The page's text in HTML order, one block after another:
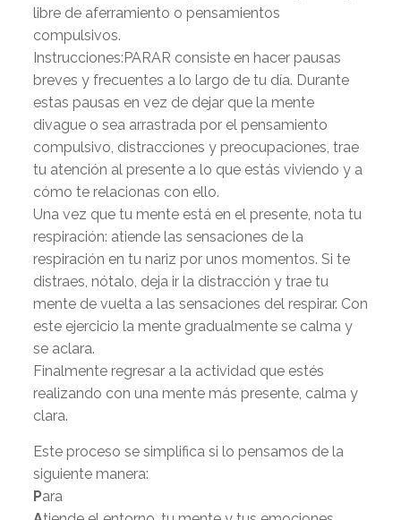
libre de aferramiento o pensamientos
compulsivos.
Instrucciones:PARAR consiste en hacer pausas
breves y frecuentes a lo largo de tu día. Durante
estas pausas en vez de dejar que la mente
divague o sea arrastrada por el pensamiento
compulsivo, distracciones y preocupaciones, trae
tu atención al presente a lo que estás viviendo y a
cómo te relacionas con ello.
Una vez que tu mente está en el presente, nota tu
respiración: atiende las sensaciones de la
respiración en tu nariz por unos momentos. Si te
distraes, nótalo, deja ir la distracción y trae tu
mente de vuelta a las sensaciones del respirar. Con
este ejercicio la mente gradualmente se calma y
se aclara.
Finalmente regresar a la actividad que estés
realizando con una mente más presente, calma y
clara.
Este proceso se simplifica si lo pensamos de la
siguiente manera:
Para